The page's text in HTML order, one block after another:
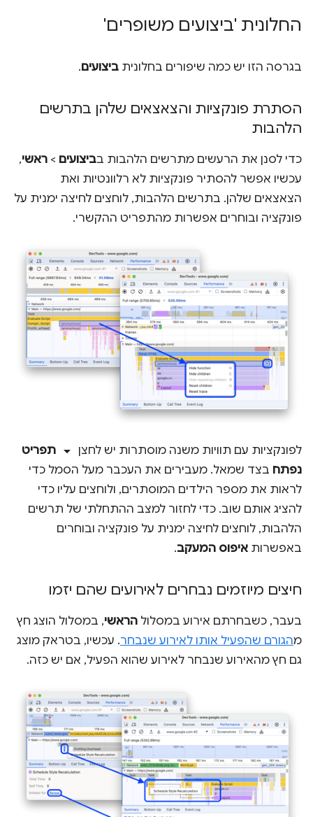
החלונית 'ביצועים משופרים'
בגרסה הזו יש כמה שיפורים בחלונית ביצועים.
הסתרת פונקציות והצאצאים שלהן בתרשים
הלהבות
כדי לסנן את הרעשים מתרשים הלהבות בביצועים > ראשי,
עכשיו אפשר להסתיר פונקציות לא רלוונטיות ואת
הצאצאים שלהן. בתרשים הלהבות, לוחצים לחיצה ימנית על
פונקציה ובוחרים אפשרות מהתפריט ההקשרי.
לפונקציות עם תוויות משנה מוסתרות יש לחצן arrow_drop_down תפריט
נפתח בצד שמאל. מעבירים את העכבר מעל הסמל כדי
לראות את מספר הילדים המוסתרים, ולוחצים עליו כדי
להציג אותם שוב. כדי לחזור למצב ההתחלתי של תרשים
הלהבות, לוחצים לחיצה ימנית על פונקציה ובוחרים
באפשרות איפוס המעקב.
חיצים מיוזמים נבחרים לאירועים שהם יזמו
בעבר, כשבחרתם אירוע במסלול הראשי, במסלול הוצג חץ
מהגורם שהפעיל אותו לאירוע שנבחר. עכשיו, בטראק מוצג
גם חץ מהאירוע שנבחר לאירוע שהוא הפעיל, אם יש כזה.